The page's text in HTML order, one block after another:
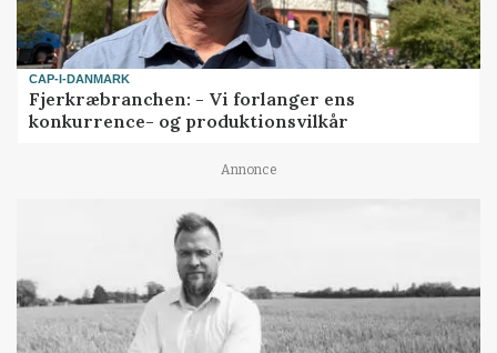
CAP-I-DANMARK
Fjerkræbranchen: - Vi forlanger ens
konkurrence- og produktionsvilkår
Annonce